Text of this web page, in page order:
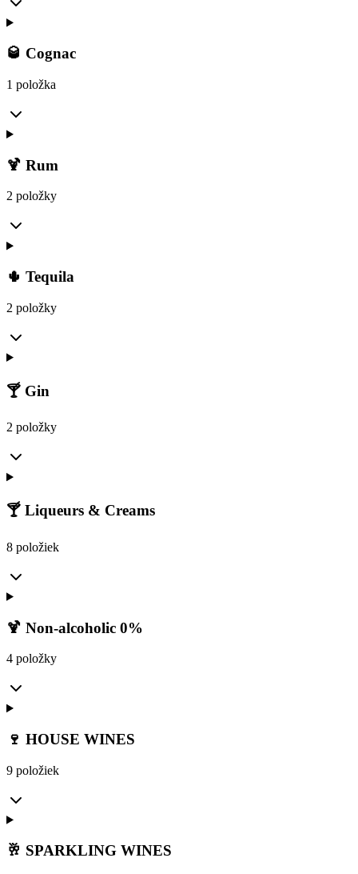
🥃 Cognac
1 položka
🍹 Rum
2 položky
🌵 Tequila
2 položky
🍸 Gin
2 položky
🍸 Liqueurs & Creams
8 položiek
🍹 Non-alcoholic 0%
4 položky
🍷 HOUSE WINES
9 položiek
🥂 SPARKLING WINES